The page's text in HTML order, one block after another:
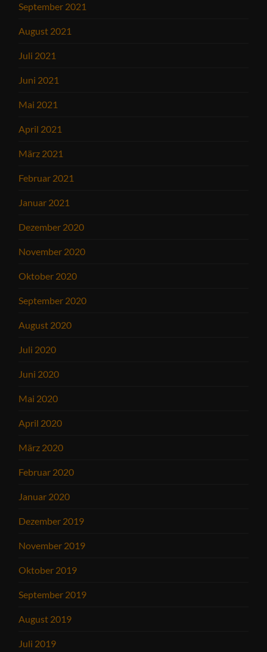
September 2021
August 2021
Juli 2021
Juni 2021
Mai 2021
April 2021
März 2021
Februar 2021
Januar 2021
Dezember 2020
November 2020
Oktober 2020
September 2020
August 2020
Juli 2020
Juni 2020
Mai 2020
April 2020
März 2020
Februar 2020
Januar 2020
Dezember 2019
November 2019
Oktober 2019
September 2019
August 2019
Juli 2019